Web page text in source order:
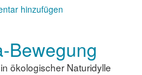
hinzufügen
Bewegung
ökologischer Naturidylle